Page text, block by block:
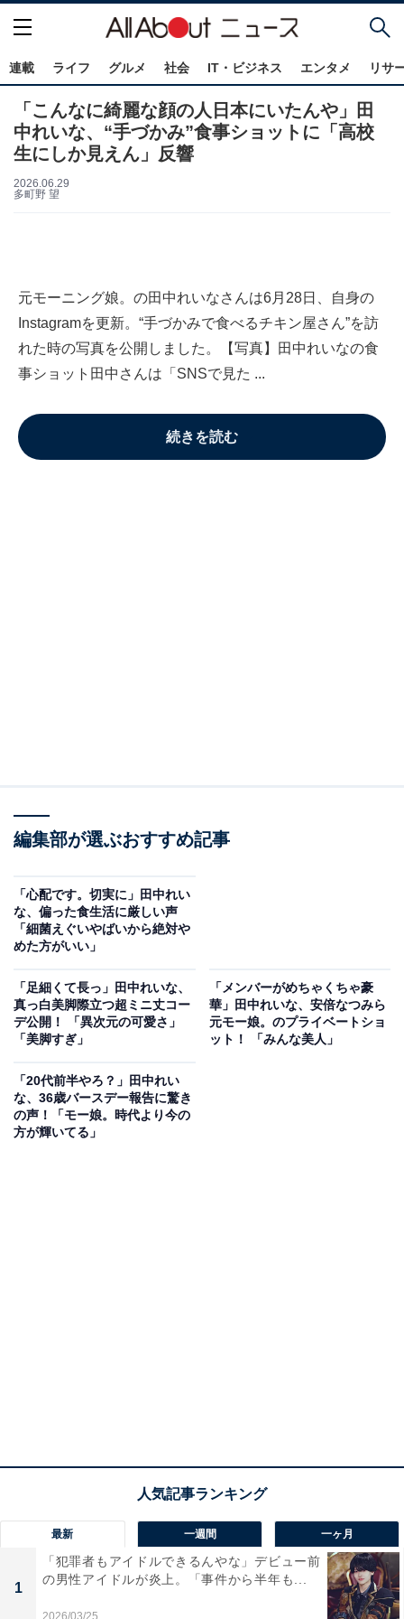
連載 ライフ グルメ 社会 IT・ビジネス エンタメ リサ
「こんなに綺麗な顔の人日本にいたんや」田
中れいな、“手づかみ”食事ショットに「高校
生にしか見えん」反響
2026.06.29
多町野 望
元モーニング娘。の田中れいなさんは6月28日、自身の
Instagramを更新。“手づかみで食べるチキン屋さん”を訪
れた時の写真を公開しました。【写真】田中れいなの食
事ショット田中さんは「SNSで見た ...
続きを読む
編集部が選ぶおすすめ記事
「心配です。切実に」田中れい
な、偏った食生活に厳しい声
「細菌えぐいやばいから絶対や
めた方がいい」
「足細くて長っ」田中れいな、
真っ白美脚際立つ超ミニ丈コー
デ公開！ 「異次元の可愛さ」
「美脚すぎ」
「メンバーがめちゃくちゃ豪
華」田中れいな、安倍なつみら
元モー娘。のプライベートショ
ット！ 「みんな美人」
「20代前半やろ？」田中れい
な、36歳バースデー報告に驚き
の声！「モー娘。時代より今の
方が輝いてる」
最新 一週間 一ヶ月
1
「犯罪者もアイドルできるんやな」デビュー前
の男性アイドルが炎上。「事件から半年も...